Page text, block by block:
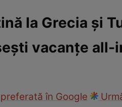
la Grecia și
vacanțe
în Google